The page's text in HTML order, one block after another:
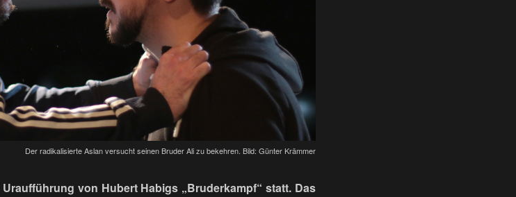
Der radikalisierte Aslan versucht seinen Bruder Ali zu bekehren. Bild: Günter Krämmer
von Hubert Habigs „Bruderkampf“ statt. Das